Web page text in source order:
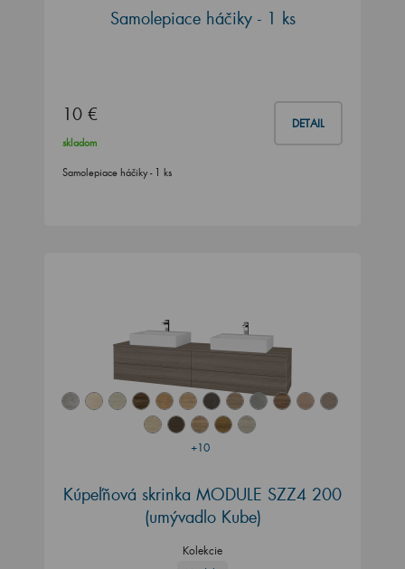
Samolepiace háčiky - 1 ks
10 € DETAIL
skladom
Samolepiace háčiky - 1 ks
+10
Kúpeľňová skrinka MODULE SZZ4 200
(umývadlo Kube)
Kolekcie